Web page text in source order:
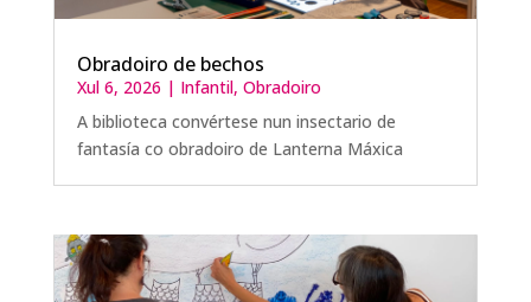
Obradoiro de bechos
Xul 6, 2026 | Infantil, Obradoiro
A biblioteca convértese nun insectario de
fantasía co obradoiro de Lanterna Máxica